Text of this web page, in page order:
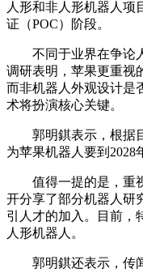
人形和非人形机器人项
证（POC）阶段。
不同于业界在争论人
调研表明，苹果更重视
而非机器人外观设计是
术将扮演核心关键。
郭明錤表示，根据目
为苹果机器人要到2028
值得一提的是，重视
开分享了部分机器人研
引人才的加入。目前，
人形机器人。
郭明錤还表示，传闻